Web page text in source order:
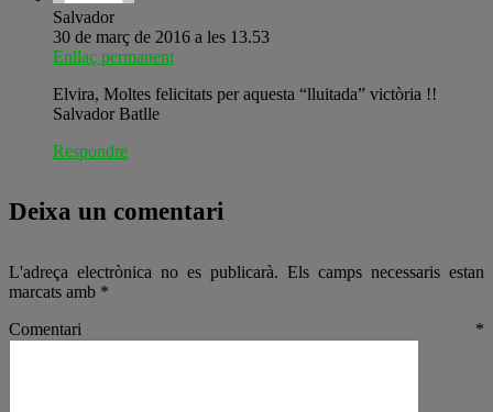
Salvador
30 de març de 2016 a les 13.53
Enllaç permanent
Elvira, Moltes felicitats per aquesta “lluitada” victòria !!
Salvador Batlle
Respondre
Deixa un comentari
L'adreça electrònica no es publicarà. Els camps necessaris estan
marcats amb *
Comentari *